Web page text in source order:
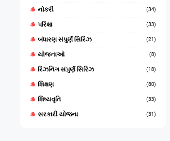
નોકરી (34)
પરિક્ષા (33)
બંધારણ સંપુર્ણ સિરિઝ (21)
યોજનાઓ (8)
રિઝનિંગ સંપુર્ણ સિરિઝ (18)
શિક્ષણ (80)
શિષ્યવૃતિ (33)
સરકારી યોજના (31)